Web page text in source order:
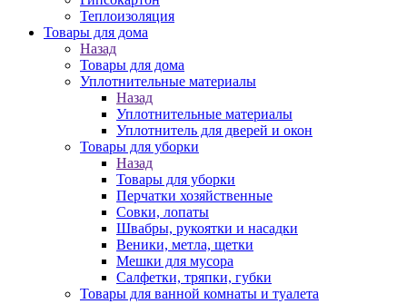
Теплоизоляция
Товары для дома
Назад
Товары для дома
Уплотнительные материалы
Назад
Уплотнительные материалы
Уплотнитель для дверей и окон
Товары для уборки
Назад
Товары для уборки
Перчатки хозяйственные
Совки, лопаты
Швабры, рукоятки и насадки
Веники, метла, щетки
Мешки для мусора
Салфетки, тряпки, губки
Товары для ванной комнаты и туалета